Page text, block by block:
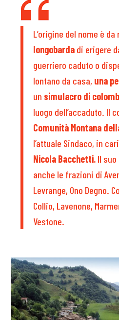
L’origine del nome è
longobarda di erigere
guerriero caduto o
lontano da casa, una
un simulacro di
luogo dell’accaduto. Il
Comunità Montana
l’attuale Sindaco, in
Nicola Bacchetti. Il
anche le frazioni di
Levrange, Ono Degno.
Collio, Lavenone,
Vestone.